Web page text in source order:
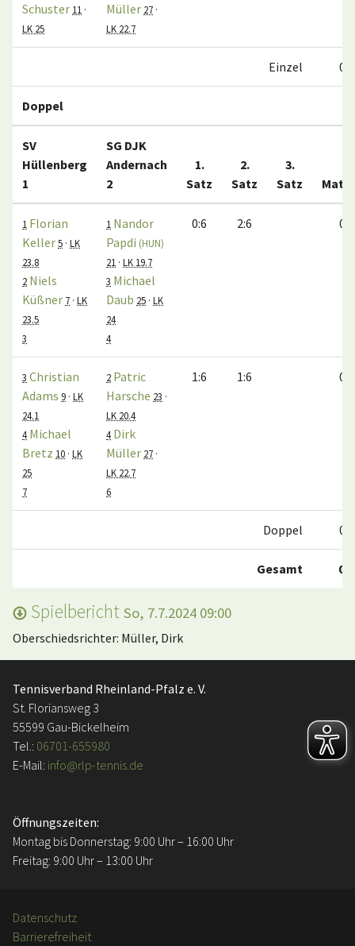
Schuster 11 ·
LK 25
Müller 27 ·
LK 22.7
Einzel 0:4
Doppel
SV
Hüllenberg
1
SG DJK
Andernach
2
1.
Satz
2.
Satz
3.
Satz
1 Florian
Keller5 · LK
23.8
2 Niels
Küßner 7 · LK
23.5
3
1 Nandor
Papdi (HUN)
21 · LK 19.7
3 Michael
Daub 25 · LK
24
4
0:6 2:6 0:1
3 Christian
Adams 9 · LK
24.1
4 Michael
Bretz 10 · LK
25
7
2 Patric
Harsche 23 ·
LK 20.4
4 Dirk
Müller 27 ·
LK 22.7
6
1:6 1:6 0:1
Doppel 0:2
Gesamt 0:6
Spielbericht So, 7.7.2024 09:00
Oberschiedsrichter: Müller, Dirk
Tennisverband Rheinland-Pfalz e. V.
St. Floriansweg 3
55599 Gau-Bickelheim
Tel.: 06701-655980
E-Mail: info@rlp-tennis.de
Öffnungszeiten:
Montag bis Donnerstag: 9:00 Uhr – 16:00 Uhr
Freitag: 9:00 Uhr – 13:00 Uhr
Datenschutz
Barrierefreiheit